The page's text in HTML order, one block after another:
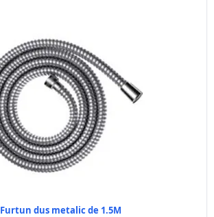
Furtun dus metalic de 1.5M